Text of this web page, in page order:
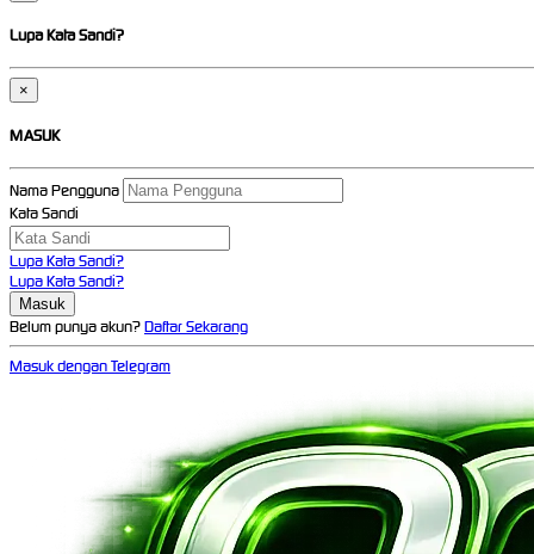
Lupa Kata Sandi?
×
MASUK
Nama Pengguna
Kata Sandi
Lupa Kata Sandi?
Lupa Kata Sandi?
Belum punya akun?Daftar Sekarang
Masuk dengan Telegram